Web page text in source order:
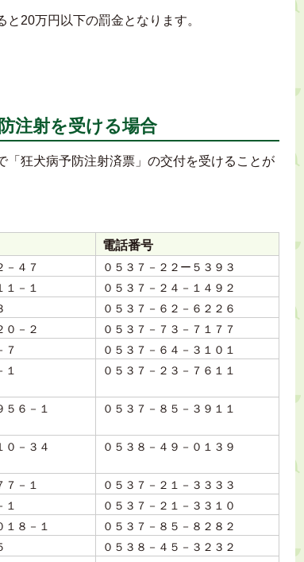
20万円以下の罰金となります。
注射を受ける場合
狂犬病予防注射済票」の交付を受けることが
電話番号
－４７
０５３７－２２ー５３９３
－１
０５３７－２４－１４９２
０５３７－６２－６２２６
０－２
０５３７－７３－７１７７
７
０５３７－６４－３１０１
０５３７－２３－７６１１
６－１ ０５３７－８５－３９１１
０－３４ ０５３８－４９－０１３９
－１
０５３７－２１－３３３３
０５３７－２１－３３１０
８－１
０５３７－８５－８２８２
０５３８－４５－３２３２